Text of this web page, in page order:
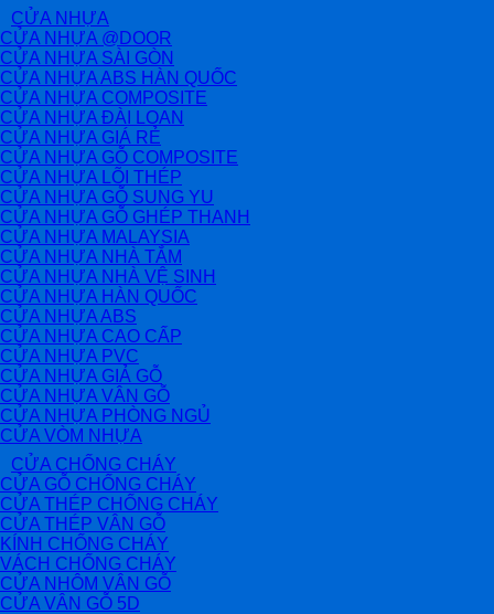
CỬA NHỰA
CỬA NHỰA @DOOR
CỬA NHỰA SÀI GÒN
CỬA NHỰA ABS HÀN QUỐC
CỬA NHỰA COMPOSITE
CỬA NHỰA ĐÀI LOAN
CỬA NHỰA GIÁ RẺ
CỬA NHỰA GỖ COMPOSITE
CỬA NHỰA LÕI THÉP
CỬA NHỰA GỖ SUNG YU
CỬA NHỰA GỖ GHÉP THANH
CỬA NHỰA MALAYSIA
CỬA NHỰA NHÀ TẮM
CỬA NHỰA NHÀ VỆ SINH
CỬA NHỰA HÀN QUỐC
CỬA NHỰA ABS
CỬA NHỰA CAO CẤP
CỬA NHỰA PVC
CỬA NHỰA GIẢ GỖ
CỬA NHỰA VÂN GỖ
CỬA NHỰA PHÒNG NGỦ
CỬA VÒM NHỰA
CỬA CHỐNG CHÁY
CỬA GỖ CHỐNG CHÁY
CỬA THÉP CHỐNG CHÁY
CỬA THÉP VÂN GỖ
KÍNH CHỐNG CHÁY
VÁCH CHỐNG CHÁY
CỬA NHÔM VÂN GỖ
CỬA VÂN GỖ 5D